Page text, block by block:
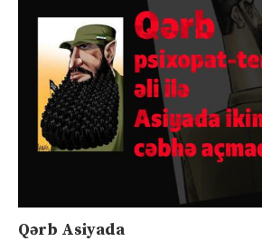
Qərb Asiyada